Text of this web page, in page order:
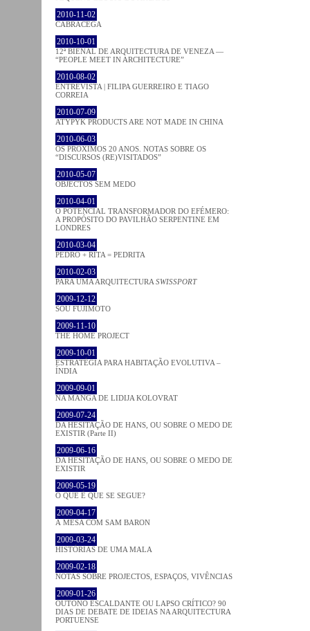
2010-11-02
CABRACEGA
2010-10-01
12ª BIENAL DE ARQUITECTURA DE VENEZA —
“PEOPLE MEET IN ARCHITECTURE”
2010-08-02
ENTREVISTA | FILIPA GUERREIRO E TIAGO
CORREIA
2010-07-09
ATYPYK PRODUCTS ARE NOT MADE IN CHINA
2010-06-03
OS PRÓXIMOS 20 ANOS. NOTAS SOBRE OS
“DISCURSOS (RE)VISITADOS”
2010-05-07
OBJECTOS SEM MEDO
2010-04-01
O POTENCIAL TRANSFORMADOR DO EFÉMERO:
A PROPÓSITO DO PAVILHÃO SERPENTINE EM
LONDRES
2010-03-04
PEDRO + RITA = PEDRITA
2010-02-03
PARA UMA ARQUITECTURA SWISSPORT
2009-12-12
SOU FUJIMOTO
2009-11-10
THE HOME PROJECT
2009-10-01
ESTRATÉGIA PARA HABITAÇÃO EVOLUTIVA –
ÍNDIA
2009-09-01
NA MANGA DE LIDIJA KOLOVRAT
2009-07-24
DA HESITAÇÃO DE HANS, OU SOBRE O MEDO DE
EXISTIR (Parte II)
2009-06-16
DA HESITAÇÃO DE HANS, OU SOBRE O MEDO DE
EXISTIR
2009-05-19
O QUE É QUE SE SEGUE?
2009-04-17
À MESA COM SAM BARON
2009-03-24
HISTÓRIAS DE UMA MALA
2009-02-18
NOTAS SOBRE PROJECTOS, ESPAÇOS, VIVÊNCIAS
2009-01-26
OUTONO ESCALDANTE OU LAPSO CRÍTICO? 90
DIAS DE DEBATE DE IDEIAS NA ARQUITECTURA
PORTUENSE